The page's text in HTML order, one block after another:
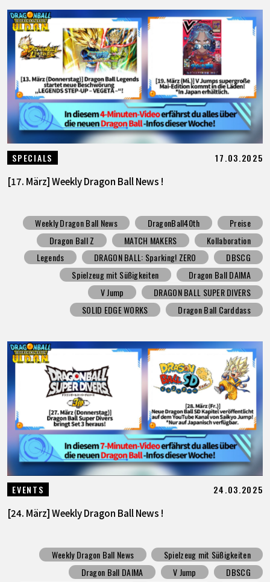
SPECIALS 17.03.2025
[17. März] Weekly Dragon Ball News !
Weekly Dragon Ball News DragonBall40th
Preise
Dragon Ball Z
MATCH MAKERS
Kollaboration
Legends
DRAGON BALL: Sparking! ZERO
DBSCG
Spielzeug mit Süßigkeiten
Dragon Ball DAIMA
V Jump
DRAGON BALL SUPER DIVERS
SOLID EDGE WORKS
Dragon Ball Carddass
EVENTS 24.03.2025
[24. März] Weekly Dragon Ball News !
Weekly Dragon Ball News
Spielzeug mit Süßigkeiten
Dragon Ball DAIMA
V Jump
DBSCG